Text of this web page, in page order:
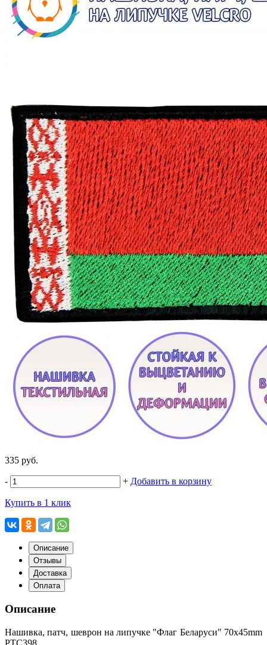
335 руб.
- + Добавить в корзину
Купить в 1 клик
Описание
Отзывы
Доставка
Оплата
Описание
Нашивка, патч, шеврон на липучке "Флаг Беларуси" 70x45mm
PTC398